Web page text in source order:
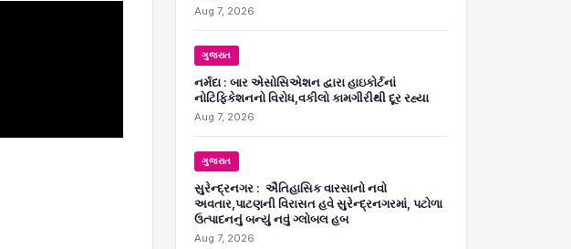
Aug 7, 2026
ગુજરાત
નર્મદા : બાર એસોસિએશન દ્વારા હાઇકોર્ટનાં
નોટિફિકેશનનો વિરોધ,વકીલો કામગીરીથી દૂર રહ્યા
Aug 7, 2026
ગુજરાત
સુરેન્દ્રનગર : ઐતિહાસિક વારસાનો નવો
અવતાર,પાટણની વિરાસત હવે સુરેન્દ્રનગરમાં, પટોળા
ઉત્પાદનનું બન્યું નવું ગ્લોબલ હબ
Aug 7, 2026